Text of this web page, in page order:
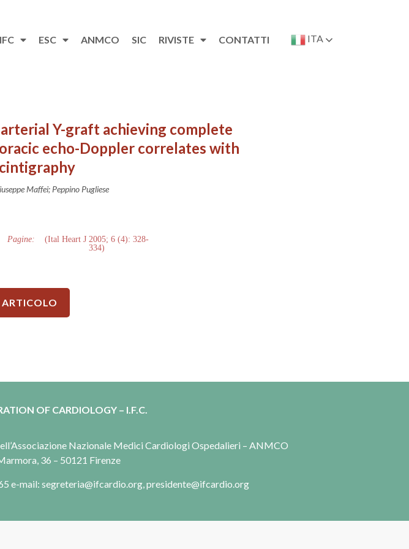
IFC ESC ANMCO SIC RIVISTE CONTATTI ITA
Y-graft achieving complete
echo-Doppler correlates with
Maffei; Peppino Pugliese
Pagine:
(Ital Heart J 2005; 6 (4): 328-
334)
OF CARDIOLOGY – I.F.C.
Nazionale Medici Cardiologi Ospedalieri – ANMCO
36 – 50121 Firenze
e-mail: segreteria@ifcardio.org, presidente@ifcardio.org